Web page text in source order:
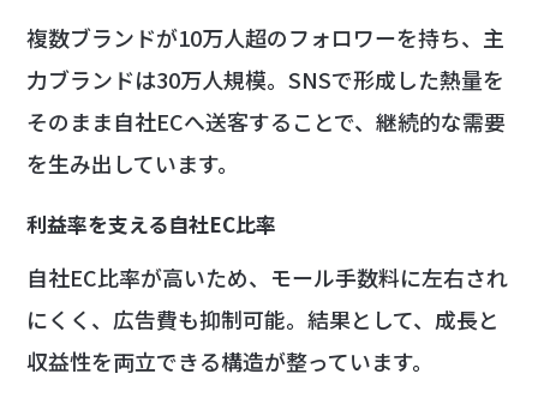
複数ブランドが10万人超のフォロワーを持ち、主
力ブランドは30万人規模。SNSで形成した熱量を
そのまま自社ECへ送客することで、継続的な需要
を生み出しています。
利益率を支える自社EC比率
自社EC比率が高いため、モール手数料に左右され
にくく、広告費も抑制可能。結果として、成長と
収益性を両立できる構造が整っています。